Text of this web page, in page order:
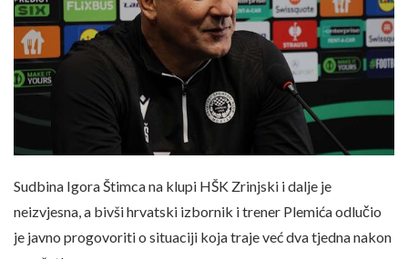
Sudbina Igora Štimca na klupi HŠK Zrinjski i dalje je
neizvjesna, a bivši hrvatski izbornik i trener Plemića odlučio
je javno progovoriti o situaciji koja traje već dva tjedna nakon